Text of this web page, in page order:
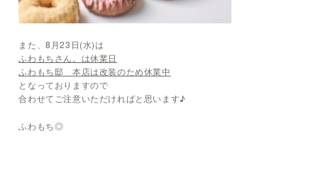
また、8月23日(水)は
ふわもちさん。は休業日
ふわもち邸 本店は改装のため休業中
となっておりますので
合わせてご注意いただければと思います♪
ふわもち◎